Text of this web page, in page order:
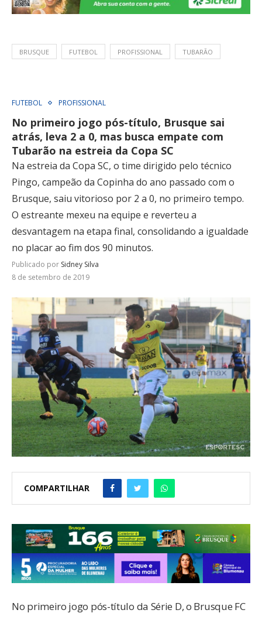
BRUSQUE FUTEBOL PROFISSIONAL TUBARÃO
FUTEBOL PROFISSIONAL
No primeiro jogo pós-título, Brusque sai
atrás, leva 2 a 0, mas busca empate com
Tubarão na estreia da Copa SC
Na estreia da Copa SC, o time dirigido pelo técnico
Pingo, campeão da Copinha do ano passado com o
Brusque, saiu vitorioso por 2 a 0, no primeiro tempo.
O estreante mexeu na equipe e reverteu a
desvantagem na etapa final, consolidando a igualdade
no placar ao fim dos 90 minutos.
Publicado por Sidney Silva
8 de setembro de 2019
COMPARTILHAR
No primeiro jogo pós-título da Série D, o Brusque FC